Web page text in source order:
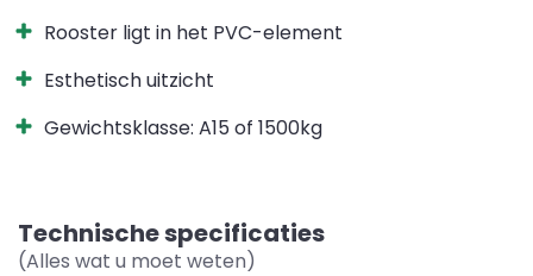
Rooster ligt in het PVC-element
Esthetisch uitzicht
Gewichtsklasse: A15 of 1500kg
Technische specificaties
(Alles wat u moet weten)